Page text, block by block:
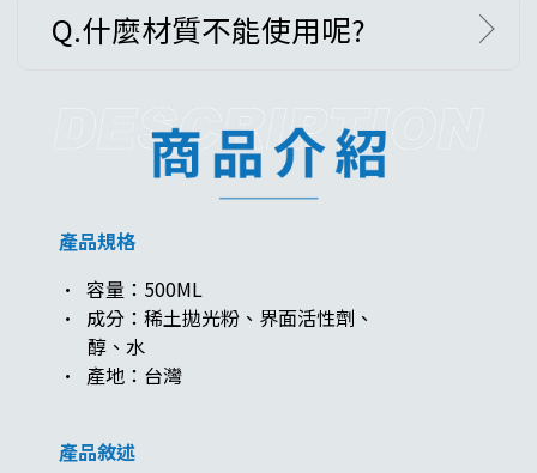
Q.什麼材質不能使用呢?
產品規格
· 容量：500ML
· 成分：稀土拋光粉、界面活性劑、
醇、水
· 產地：台灣
產品敘述